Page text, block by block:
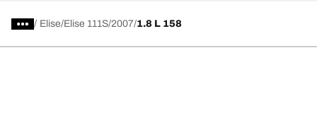
/ Elise Elise 111S 2007 1.8 L 158